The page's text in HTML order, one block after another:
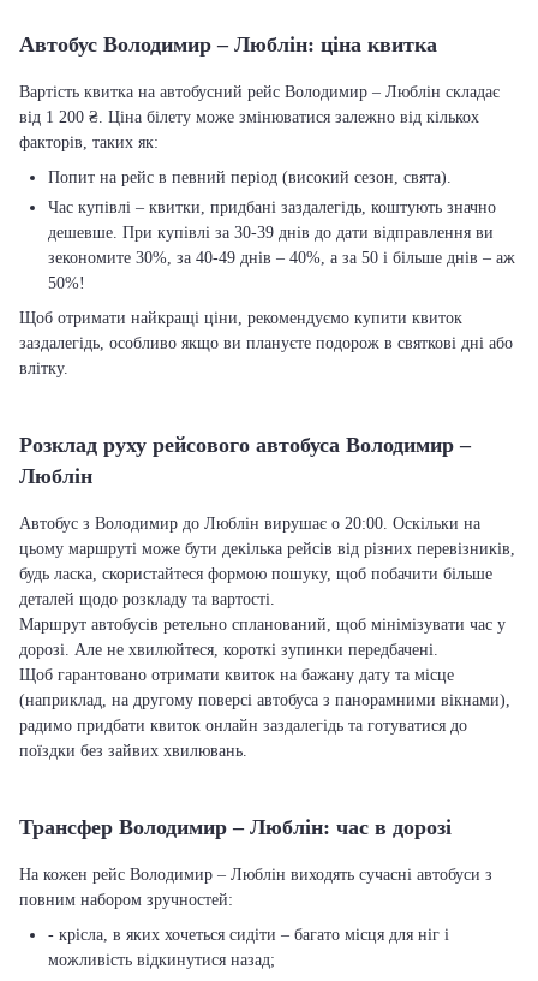
Автобус Володимир – Люблін: ціна квитка
Вартість квитка на автобусний рейс Володимир – Люблін складає
від 1 200 ₴. Ціна білету може змінюватися залежно від кількох
факторів, таких як:
Попит на рейс в певний період (високий сезон, свята).
Час купівлі – квитки, придбані заздалегідь, коштують значно
дешевше. При купівлі за 30-39 днів до дати відправлення ви
зекономите 30%, за 40-49 днів – 40%, а за 50 і більше днів – аж
50%!
Щоб отримати найкращі ціни, рекомендуємо купити квиток
заздалегідь, особливо якщо ви плануєте подорож в святкові дні або
влітку.
Розклад руху рейсового автобуса Володимир –
Люблін
Автобус з Володимир до Люблін вирушає о 20:00. Оскільки на
цьому маршруті може бути декілька рейсів від різних перевізників,
будь ласка, скористайтеся формою пошуку, щоб побачити більше
деталей щодо розкладу та вартості.
Маршрут автобусів ретельно спланований, щоб мінімізувати час у
дорозі. Але не хвилюйтеся, короткі зупинки передбачені.
Щоб гарантовано отримати квиток на бажану дату та місце
(наприклад, на другому поверсі автобуса з панорамними вікнами),
радимо придбати квиток онлайн заздалегідь та готуватися до
поїздки без зайвих хвилювань.
Трансфер Володимир – Люблін: час в дорозі
На кожен рейс Володимир – Люблін виходять сучасні автобуси з
повним набором зручностей:
- крісла, в яких хочеться сидіти – багато місця для ніг і
можливість відкинутися назад;